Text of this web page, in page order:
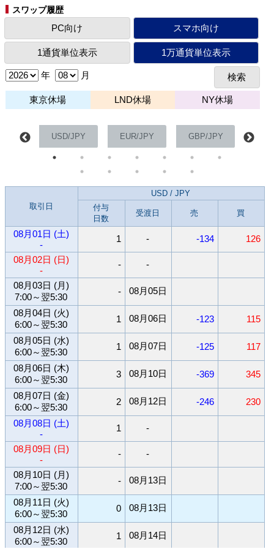
スワップ履歴
年 月
東京休場 LND休場 NY休場
USD/JPY EUR/JPY GBP/JPY
取引日
USD / JPY
付与
日数
受渡日 売 買
08月01日 (土)
-
1 - -134 126
08月02日 (日)
-
- -
08月03日 (月)
7:00～翌5:30
- 08月05日
08月04日 (火)
6:00～翌5:30
1 08月06日 -123 115
08月05日 (水)
6:00～翌5:30
1 08月07日 -125 117
08月06日 (木)
6:00～翌5:30
3 08月10日 -369 345
08月07日 (金)
6:00～翌5:30
2 08月12日 -246 230
08月08日 (土)
-
1 -
08月09日 (日)
-
- -
08月10日 (月)
7:00～翌5:30
- 08月13日
08月11日 (火)
6:00～翌5:30
0 08月13日
08月12日 (水)
6:00～翌5:30
1 08月14日